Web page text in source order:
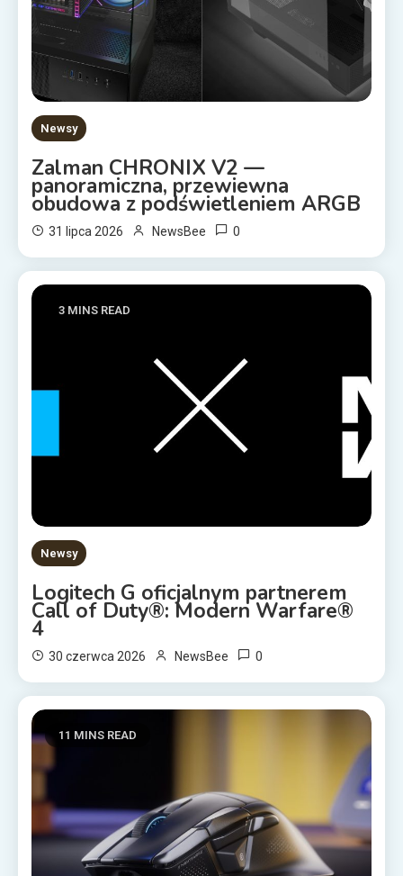
Newsy
Zalman CHRONIX V2 —
panoramiczna, przewiewna
obudowa z podświetleniem ARGB
31 lipca 2026 NewsBee 0
3 MINS READ
Newsy
Logitech G oficjalnym partnerem
Call of Duty®: Modern Warfare®
4
30 czerwca 2026 NewsBee 0
11 MINS READ